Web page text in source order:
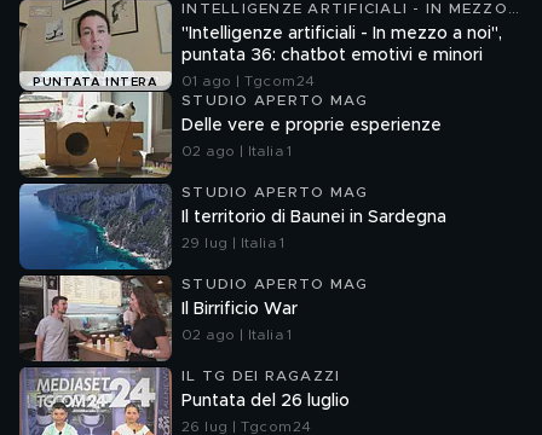
PUNTATA INTERA
INTELLIGENZE ARTIFICIALI - IN MEZZO
A NOI
"Intelligenze artificiali - In mezzo a noi",
puntata 36: chatbot emotivi e minori
01 ago | Tgcom24
STUDIO APERTO MAG
Delle vere e proprie esperienze
02 ago | Italia 1
STUDIO APERTO MAG
Il territorio di Baunei in Sardegna
29 lug | Italia 1
STUDIO APERTO MAG
Il Birrificio War
02 ago | Italia 1
IL TG DEI RAGAZZI
Puntata del 26 luglio
26 lug | Tgcom24